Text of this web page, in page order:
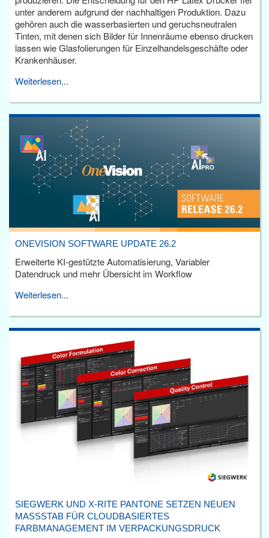
unter anderem aufgrund der nachhaltigen Produktion. Dazu
gehören auch die wasserbasierten und geruchsneutralen
Tinten, mit denen sich Bilder für Innenräume ebenso drucken
lassen wie Glasfolierungen für Einzelhandelsgeschäfte oder
Krankenhäuser.
Weiterlesen...
ONEVISION SOFTWARE UPDATE 26.2
Erweiterte KI-gestützte Automatisierung, Variabler
Datendruck und mehr Übersicht im Workflow
Weiterlesen...
SIEGWERK UND X-RITE PANTONE SETZEN NEUEN
MASSSTAB FÜR CLOUDBASIERTES F
ARBMANAGEMENT IM VERPACKUNGSDRUCK